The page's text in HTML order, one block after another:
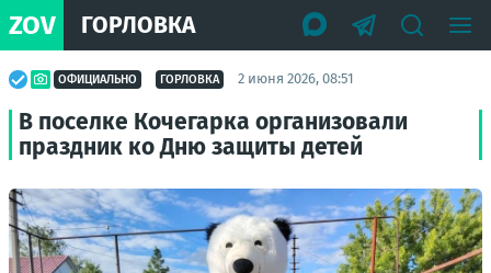
ZOV ГОРЛОВКА
ОФИЦИАЛЬНО ГОРЛОВКА 2 июня 2026, 08:51
В поселке Кочегарка организовали
праздник ко Дню защиты детей